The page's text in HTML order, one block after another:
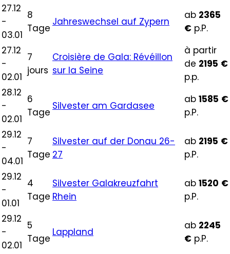
27.12
-
03.01
8
Tage
Jahreswechsel auf Zypern
ab 2365
€ p.P.
27.12
-
02.01
7
jours
Croisière de Gala: Révéillon
sur la Seine
à partir
de 2195 €
p.p.
28.12
-
02.01
6
Tage
Silvester am Gardasee
ab 1585 €
p.P.
29.12
-
04.01
7
Tage
Silvester auf der Donau 26-
27
ab 2195 €
p.P.
29.12
-
01.01
4
Tage
Silvester Galakreuzfahrt
Rhein
ab 1520 €
p.P.
29.12
-
02.01
5
Tage
Lappland
ab 2245
€ p.P.